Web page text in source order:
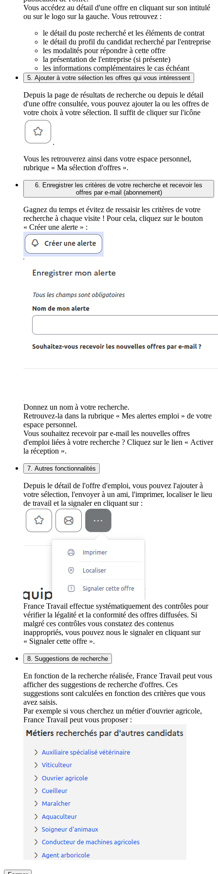
Vous accédez au détail d'une offre en cliquant sur son intitulé
ou sur le logo sur la gauche. Vous retrouvez :
le détail du poste recherché et les éléments de contrat
le détail du profil du candidat recherché par l'entreprise
les modalités pour répondre à cette offre
la présentation de l'entreprise (si présente)
les informations complémentaires le cas échéant
5. Ajouter à votre sélection les offres qui vous intéressent
Depuis la page de résultats de recherche ou depuis le détail
d'une offre consultée, vous pouvez ajouter la ou les offres de
votre choix à votre sélection. Il suffit de cliquer sur l'icône
.
Vous les retrouverez ainsi dans votre espace personnel,
rubrique « Ma sélection d'offres ».
6. Enregistrer les critères de votre recherche et recevoir les
offres par e-mail (abonnement)
Gagnez du temps et évitez de ressaisir les critères de votre
recherche à chaque visite ! Pour cela, cliquez sur le bouton
« Créer une alerte » :
Donnez un nom à votre recherche.
Retrouvez-la dans la rubrique « Mes alertes emploi » de votre
espace personnel.
Vous souhaitez recevoir par e-mail les nouvelles offres
d'emploi liées à votre recherche ? Cliquez sur le lien « Activer
la réception ».
7. Autres fonctionnalités
Depuis le détail de l'offre d'emploi, vous pouvez l'ajouter à
votre sélection, l'envoyer à un ami, l'imprimer, localiser le lieu
de travail et la signaler en cliquant sur :
France Travail effectue systématiquement des contrôles pour
vérifier la légalité et la conformité des offres diffusées. Si
malgré ces contrôles vous constatez des contenus
inappropriés, vous pouvez nous le signaler en cliquant sur
« Signaler cette offre ».
8. Suggestions de recherche
En fonction de la recherche réalisée, France Travail peut vous
afficher des suggestions de recherche d'offres. Ces
suggestions sont calculées en fonction des critères que vous
avez saisis.
Par exemple si vous cherchez un métier d'ouvrier agricole,
France Travail peut vous proposer :